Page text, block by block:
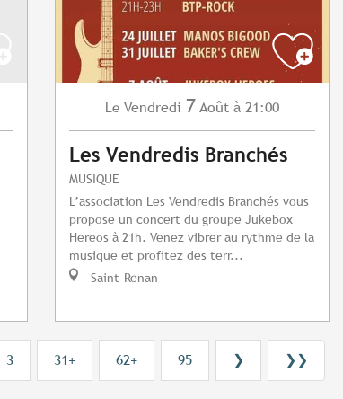
Le Vendredi 7 Août à 21:00
Les Vendredis Branchés
MUSIQUE
L’association Les Vendredis Branchés vous
propose un concert du groupe Jukebox
Hereos à 21h. Venez vibrer au rythme de la
musique et profitez des terr...
Saint-Renan
3 31+ 62+ 95 ❯ ❯❯